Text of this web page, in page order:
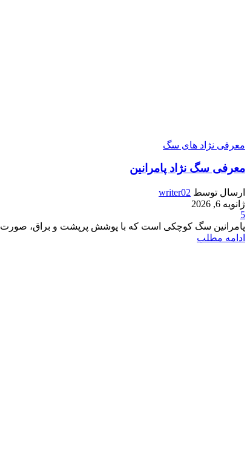
معرفی نژاد های سگ
معرفی سگ نژاد پامرانین
ارسال توسط writer02
ژانویه 6, 2026
5
پامرانین سگ کوچکی است که با پوشش پرپشت و براق، صورت
ادامه مطلب